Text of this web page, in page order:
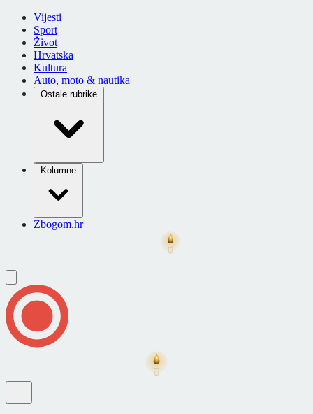
Vijesti
Sport
Život
Hrvatska
Kultura
Auto, moto & nautika
Ostale rubrike
Kolumne
Zbogom.hr